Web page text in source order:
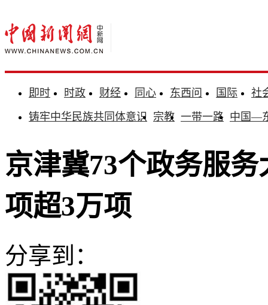
即时 时政 财经 同心 东西问 国际
社
铸牢中华民族共同体意识 宗教 一带一路 中国—
京津冀73个政务服
项超3万项
分享到：